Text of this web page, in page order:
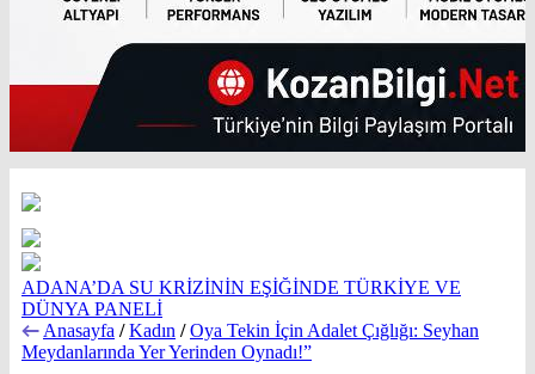
ADANA’DA SU KRİZİNİN EŞİĞİNDE TÜRKİYE VE
DÜNYA PANELİ
Anasayfa / Kadın / Oya Tekin İçin Adalet Çığlığı: Seyhan
Meydanlarında Yer Yerinden Oynadı!”